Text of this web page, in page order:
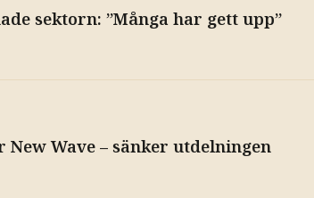
sektorn: ”Många har gett upp”
Wave – sänker utdelningen